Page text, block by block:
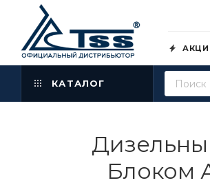
КАТАЛОГ
Блоком